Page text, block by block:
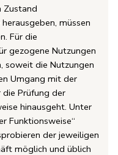
Zustand
müssen
Für die
gezogene Nutzungen
soweit die Nutzungen
Umgang mit der
die Prüfung der
hinausgeht. Unter
Funktionsweise“
der jeweiligen
möglich und üblich